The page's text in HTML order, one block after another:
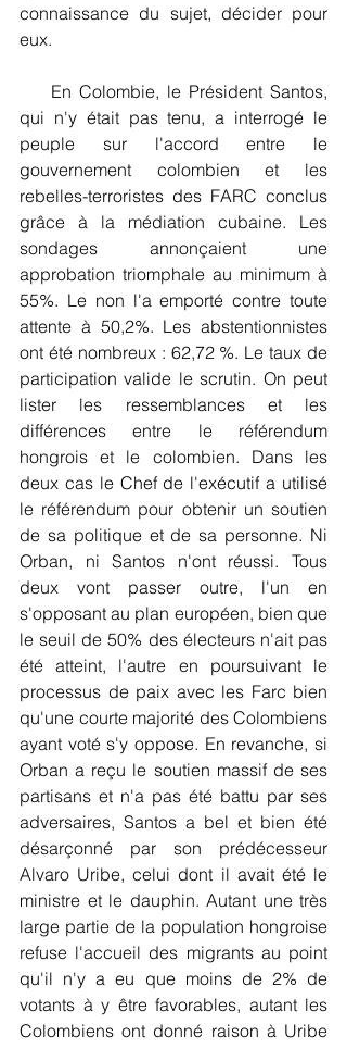
connaissance du sujet, décider pour
eux.
qui n'y était pas tenu, a interrogé le
peuple sur l'accord entre le
gouvernement colombien et les
rebelles-terroristes des FARC conclus
grâce à la médiation cubaine. Les
sondages annonçaient une
approbation triomphale au minimum à
55%. Le non l'a emporté contre toute
attente à 50,2%. Les abstentionnistes
ont été nombreux : 62,72 %. Le taux de
participation valide le scrutin. On peut
lister les ressemblances et les
différences entre le référendum
hongrois et le colombien. Dans les
deux cas le Chef de l'exécutif a utilisé
le référendum pour obtenir un soutien
de sa politique et de sa personne. Ni
Orban, ni Santos n'ont réussi. Tous
deux vont passer outre, l'un en
s'opposant au plan européen, bien que
le seuil de 50% des électeurs n'ait pas
été atteint, l'autre en poursuivant le
processus de paix avec les Farc bien
qu'une courte majorité des Colombiens
ayant voté s'y oppose. En revanche, si
Orban a reçu le soutien massif de ses
partisans et n'a pas été battu par ses
adversaires, Santos a bel et bien été
désarçonné par son prédécesseur
Alvaro Uribe, celui dont il avait été le
ministre et le dauphin. Autant une très
large partie de la population hongroise
refuse l'accueil des migrants au point
qu'il n'y a eu que moins de 2% de
votants à y être favorables, autant les
Colombiens ont donné raison à Uribe